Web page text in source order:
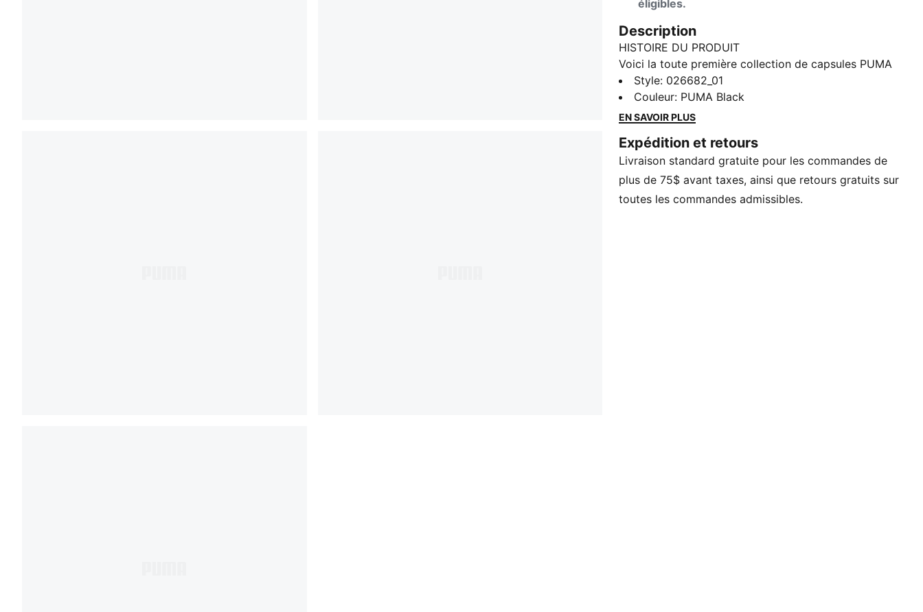
éligibles.
Description
HISTOIRE DU PRODUIT
Voici la toute première collection de capsules PUMA
x ROSÉ. Enracinée dans le sens du style propre de la
superstar pop, la collection fusionne la mode urbaine
classique avec l’esthétique country club élevée et des
constante floraison, cette collection invite chacun à
éplucher ses couches, à explorer son style personnel
et à embrasser son vrai moi. Sincèrement, Rosé.
CARACTÉRISTIQUES ET AVANTAGES
Style: 026682_01
Couleur: PUMA Black
EN SAVOIR PLUS
Expédition et retours
Livraison standard gratuite pour les commandes de
plus de 75$ avant taxes, ainsi que retours gratuits sur
toutes les commandes admissibles.